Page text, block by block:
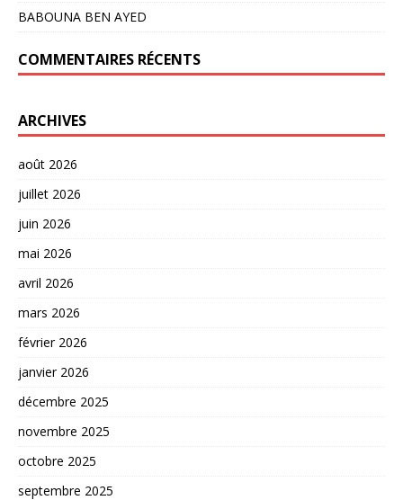
BABOUNA BEN AYED
COMMENTAIRES RÉCENTS
ARCHIVES
août 2026
juillet 2026
juin 2026
mai 2026
avril 2026
mars 2026
février 2026
janvier 2026
décembre 2025
novembre 2025
octobre 2025
septembre 2025